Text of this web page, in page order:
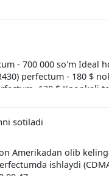
- 700 000 so'm Ideal
perfectum - 180 $
120 $ Knopkali
W385 Perfectum -
olib kelingan
1 oy. Manzil:
sotiladi
Amerikadan olib
ishlaydi
00 47